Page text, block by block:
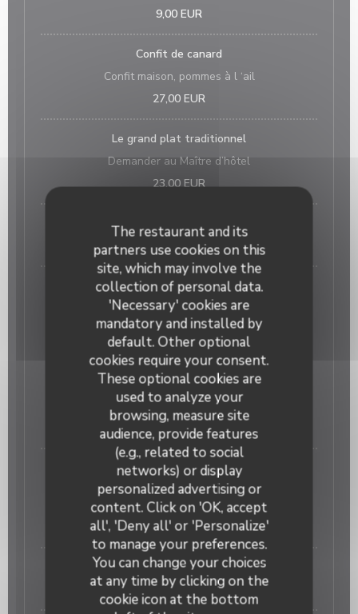
The restaurant and its
partners use cookies on this
site, which may involve the
collection of personal data.
'Necessary' cookies are
mandatory and installed by
default. Other optional
cookies require your consent.
These optional cookies are
used to analyze your
browsing, measure site
audience, provide features
(e.g., related to social
networks) or display
personalized advertising or
content. Click on 'OK, accept
all', 'Deny all' or 'Personalize'
to manage your preferences.
You can change your choices
at any time by clicking on the
cookie icon at the bottom
9,00 EUR
Confit de canard
Confit maison, pommes à l ‘ail
27,00 EUR
Le grand plat traditionnel
Demander au Maître d’hôtel
23,00 EUR
MAGRET DE CANARD à L'ORANGE
25,00 EUR
CARPACCIO DE BOEUF
20,00 EUR
PLATS
Poulet fermier jaune ou noir (Périgord ou Challans)
fricassée de charlottes à l’ail ou frites soufflées
23,00 EUR
FILET DE DAURADE ROYALE Poêlée sur peau
Servi avec riz basmati ou tagliatelles fraîches de
Royans (Demander au Maître d’hôtel)
22,00 EUR
FILET DE BOEUF au roquefort ou poivre ou ...
33,00 EUR